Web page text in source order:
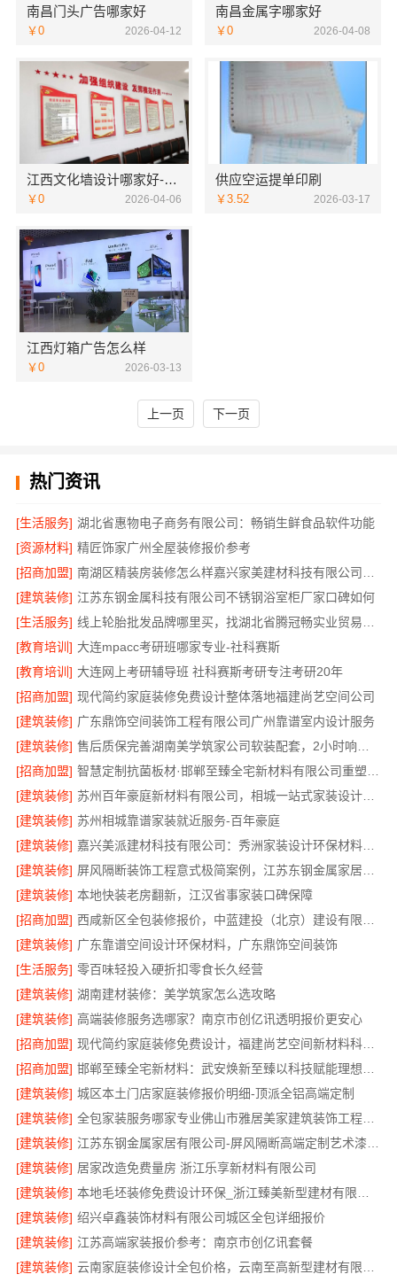
南昌门头广告哪家好
￥0 2026-04-12
南昌金属字哪家好
￥0 2026-04-08
江西文化墙设计哪家好-恒辉广告
￥0 2026-04-06
供应空运提单印刷
￥3.52 2026-03-17
江西灯箱广告怎么样
￥0 2026-03-13
上一页 下一页
热门资讯
[生活服务] 湖北省惠物电子商务有限公司：畅销生鲜食品软件功能
[资源材料] 精匠饰家广州全屋装修报价参考
[招商加盟]
[建筑装修] 江苏东钢金属科技有限公司不锈钢浴室柜厂家口碑如何
[生活服务]
[教育培训] 大连mpacc考研班哪家专业-社科赛斯
[教育培训] 大连网上考研辅导班 社科赛斯考研专注考研20年
[招商加盟] 现代简约家庭装修免费设计整体落地福建尚艺空间公司
[建筑装修] 广东鼎饰空间装饰工程有限公司广州靠谱室内设计服务
[建筑装修]
[招商加盟]
[建筑装修]
苏州百年豪庭新材料有限公司，相城一站式家装设计多少钱拎包入住
[建筑装修] 苏州相城靠谱家装就近服务-百年豪庭
[建筑装修]
嘉兴美派建材科技有限公司：秀洲家装设计环保材料推荐
[建筑装修]
[建筑装修] 本地快装老房翻新，江汉省事家装口碑保障
[招商加盟]
[建筑装修] 广东靠谱空间设计环保材料，广东鼎饰空间装饰
[生活服务] 零百味轻投入硬折扣零食长久经营
[建筑装修] 湖南建材装修：美学筑家怎么选攻略
[建筑装修] 高端装修服务选哪家？南京市创亿讯透明报价更安心
[招商加盟]
现代简约家庭装修免费设计，福建尚艺空间新材料科技有限公司整体落地
[招商加盟]
[建筑装修] 城区本土门店家庭装修报价明细-顶派全铝高端定制
[建筑装修]
全包家装服务哪家专业佛山市雅居美家建筑装饰工程有限公司
[建筑装修]
[建筑装修] 居家改造免费量房 浙江乐享新材料有限公司
[建筑装修]
[建筑装修] 绍兴卓鑫装饰材料有限公司城区全包详细报价
[建筑装修] 江苏高端家装报价参考：南京市创亿讯套餐
[建筑装修]